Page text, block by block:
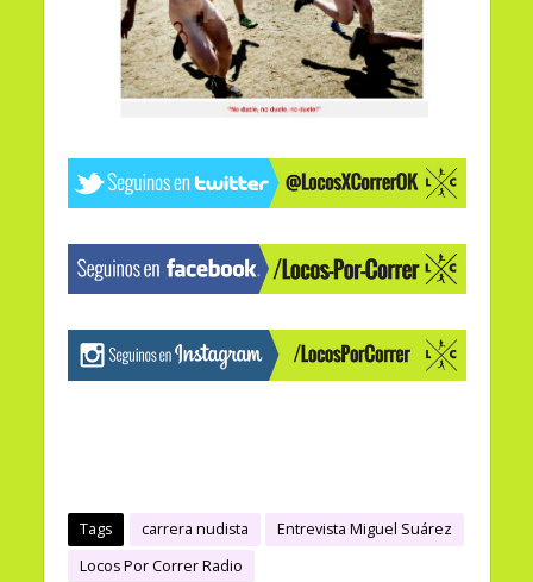
Tags carrera nudista
Entrevista Miguel Suárez
Locos Por Correr Radio